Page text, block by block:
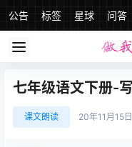
公告 标签 星球 问答
七年级语文下册-
课文朗读 20年11月15日